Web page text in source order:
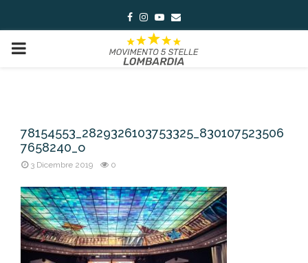
Facebook
Instagram
Youtube
Email
PRIMARY
78154553_2829326103753325_830107523506
7658240_o
3 Dicembre 2019 0